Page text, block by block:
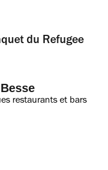
du Refugee
restaurants et bars